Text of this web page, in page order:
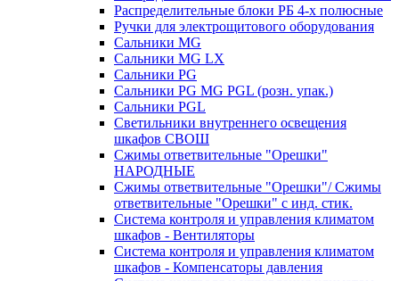
Распределительные блоки РБ 4-х полюсные
Ручки для электрощитового оборудования
Сальники MG
Сальники MG LX
Сальники PG
Сальники PG MG PGL (розн. упак.)
Сальники PGL
Светильники внутреннего освещения
шкафов СВОШ
Сжимы ответвительные "Орешки"
НАРОДНЫЕ
Сжимы ответвительные "Орешки"/ Сжимы
ответвительные "Орешки" с инд. стик.
Система контроля и управления климатом
шкафов - Вентиляторы
Система контроля и управления климатом
шкафов - Компенсаторы давления